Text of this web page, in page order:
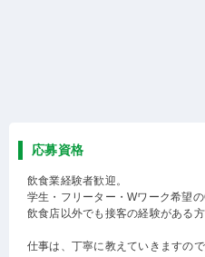
応募資格
飲食業経験者歓迎。
学生・フリーター・Wワーク希望の
飲食店以外でも接客の経験がある
仕事は、丁寧に教えていきますの